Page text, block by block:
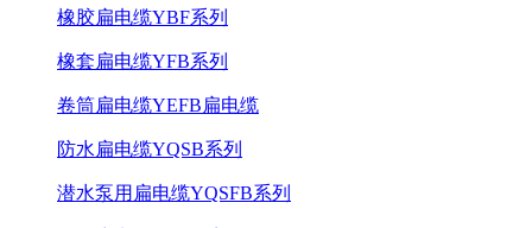
橡胶扁电缆YBF系列
橡套扁电缆YFB系列
卷筒扁电缆YEFB扁电缆
防水扁电缆YQSB系列
潜水泵用扁电缆YQSFB系列